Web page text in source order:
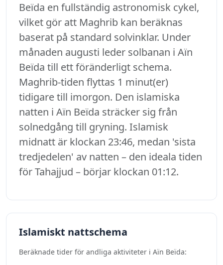
Beïda en fullständig astronomisk cykel,
vilket gör att Maghrib kan beräknas
baserat på standard solvinklar. Under
månaden augusti leder solbanan i Aïn
Beïda till ett föränderligt schema.
Maghrib-tiden flyttas 1 minut(er)
tidigare till imorgon. Den islamiska
natten i Aïn Beïda sträcker sig från
solnedgång till gryning. Islamisk
midnatt är klockan 23:46, medan 'sista
tredjedelen' av natten – den ideala tiden
för Tahajjud – börjar klockan 01:12.
Islamiskt nattschema
Beräknade tider för andliga aktiviteter i Aïn Beïda: